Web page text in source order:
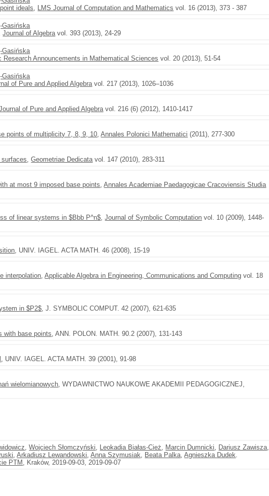
ideals, LMS Journal of Computation and Mathematics vol. 16 (2013), 373 - 387
Gasińska
Journal of Algebravol. 393 (2013), 24-29
Gasińska
Research Announcements in Mathematical Sciences vol. 20 (2013), 51-54
Gasińska
of Pure and Applied Algebravol. 217 (2013), 1026–1036
of Pure and Applied Algebravol. 216 (6) (2012), 1410-1417
points of multiplicity 7, 8, 9, 10,Annales Polonici Mathematici (2011), 277-300
,Geometriae Dedicatavol. 147 (2010), 283-311
at most 9 imposed base points,Annales Academiae Paedagogicae Cracoviensis Studia
of linear systems in $Bbb P^n$,Journal of Symbolic Computation vol. 10 (2009), 1448-
, UNIV. IAGEL. ACTA MATH. 46 (2008), 15-19
interpolation,Applicable Algebra in Engineering, Communications and Computing vol. 18
in $P2$, J. SYMBOLIC COMPUT. 42 (2007), 621-635
with base points, ANN. POLON. MATH. 90.2 (2007), 131-143
, UNIV. IAGEL. ACTA MATH. 39 (2001), 91-98
wielomianowych, WYDAWNICTWO NAUKOWE AKADEMII PEDAGOGICZNEJ,
,Wojciech Słomczyński, Leokadia Białas-Cież, Marcin Dumnicki, Dariusz Zawisza,
,Arkadiusz Lewandowski,Anna Szymusiak, Beata Palka,Agnieszka Dudek.
PTM , Kraków, 2019-09-03, 2019-09-07